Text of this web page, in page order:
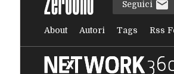
Seguici
About Autori Tags Rss